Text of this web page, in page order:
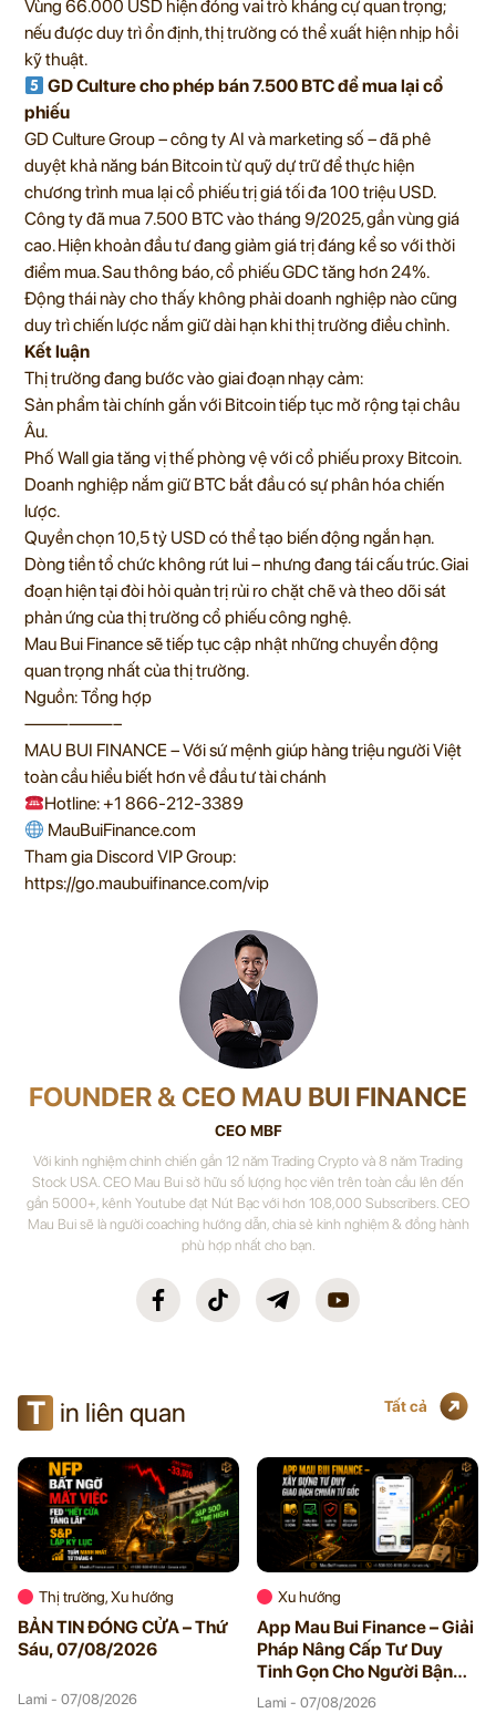
Vùng 66.000 USD hiện đóng vai trò kháng cự quan trọng;
nếu được duy trì ổn định, thị trường có thể xuất hiện nhịp hồi
kỹ thuật.
GD Culture cho phép bán 7.500 BTC để mua lại cổ
phiếu
GD Culture Group – công ty AI và marketing số – đã phê
duyệt khả năng bán Bitcoin từ quỹ dự trữ để thực hiện
chương trình mua lại cổ phiếu trị giá tối đa 100 triệu USD.
Công ty đã mua 7.500 BTC vào tháng 9/2025, gần vùng giá
cao. Hiện khoản đầu tư đang giảm giá trị đáng kể so với thời
điểm mua. Sau thông báo, cổ phiếu GDC tăng hơn 24%.
Động thái này cho thấy không phải doanh nghiệp nào cũng
duy trì chiến lược nắm giữ dài hạn khi thị trường điều chỉnh.
Kết luận
Thị trường đang bước vào giai đoạn nhạy cảm:
Sản phẩm tài chính gắn với Bitcoin tiếp tục mở rộng tại châu
Âu.
Phố Wall gia tăng vị thế phòng vệ với cổ phiếu proxy Bitcoin.
Doanh nghiệp nắm giữ BTC bắt đầu có sự phân hóa chiến
lược.
Quyền chọn 10,5 tỷ USD có thể tạo biến động ngắn hạn.
Dòng tiền tổ chức không rút lui – nhưng đang tái cấu trúc. Giai
đoạn hiện tại đòi hỏi quản trị rủi ro chặt chẽ và theo dõi sát
phản ứng của thị trường cổ phiếu công nghệ.
Mau Bui Finance sẽ tiếp tục cập nhật những chuyển động
quan trọng nhất của thị trường.
Nguồn: Tổng hợp
——————–
MAU BUI FINANCE – Với sứ mệnh giúp hàng triệu người Việt
toàn cầu hiểu biết hơn về đầu tư tài chánh
Hotline: +1 866-212-3389
MauBuiFinance.com
Tham gia Discord VIP Group:
https://go.maubuifinance.com/vip
FOUNDER & CEO MAU BUI FINANCE
CEO MBF
Với kinh nghiệm chinh chiến gần 12 năm Trading Crypto và 8 năm Trading
Stock USA. CEO Mau Bui sở hữu số lượng học viên trên toàn cầu lên đến
gần 5000+, kênh Youtube đạt Nút Bạc với hơn 108,000 Subscribers. CEO
Mau Bui sẽ là người coaching hướng dẫn, chia sẻ kinh nghiệm & đồng hành
phù hợp nhất cho bạn.
T in liên quan Tất cả
Thị trường, Xu hướng
BẢN TIN ĐÓNG CỬA – Thứ
Sáu, 07/08/2026
Lami - 07/08/2026
Xu hướng
App Mau Bui Finance – Giải
Pháp Nâng Cấp Tư Duy
Tinh Gọn Cho Người Bận
Rộn
Lami - 07/08/2026